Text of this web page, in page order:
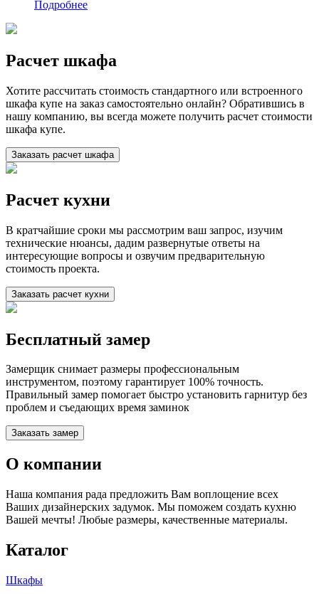
Подробнее
Расчет шкафа
Хотите рассчитать стоимость стандартного или встроенного
шкафа купе на заказ самостоятельно онлайн? Обратившись в
нашу компанию, вы всегда можете получить расчет стоимости
шкафа купе.
Заказать расчет шкафа
Расчет кухни
В кратчайшие сроки мы рассмотрим ваш запрос, изучим
технические нюансы, дадим развернутые ответы на
интересующие вопросы и озвучим предварительную
стоимость проекта.
Заказать расчет кухни
Бесплатный замер
Замерщик снимает размеры профессиональным
инструментом, поэтому гарантирует 100% точность.
Правильный замер помогает быстро установить гарнитур без
проблем и съедающих время заминок
Заказать замер
О компании
Наша компания рада предложить Вам воплощение всех
Ваших дизайнерских задумок. Мы поможем создать кухню
Вашей мечты! Любые размеры, качественные материалы.
Каталог
Шкафы